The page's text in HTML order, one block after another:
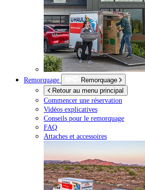
Remorquage
Remorquage
Retour au menu principal
Commencer une réservation
Vidéos explicatives
Conseils pour le remorquage
FAQ
Attaches et accessoires